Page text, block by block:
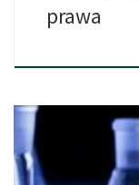
prawa